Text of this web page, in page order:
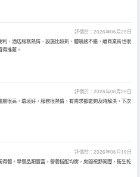
評價於：2026年06月29日
利，酒店服務熱情，設施比較新，體驗感不錯，離商業街也很
得推薦。
評價於：2026年06月29日
層很高，環境好，服務很熱情，有需求都能夠及時解決，下次
評價於：2026年06月19日
得體。早餐品類豐富，營養搭配均衡，房間視野開闊，衞生乾